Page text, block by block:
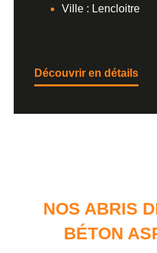
Ville : Lencloitre
Découvrir en détails
NOS ABRIS
BÉTON